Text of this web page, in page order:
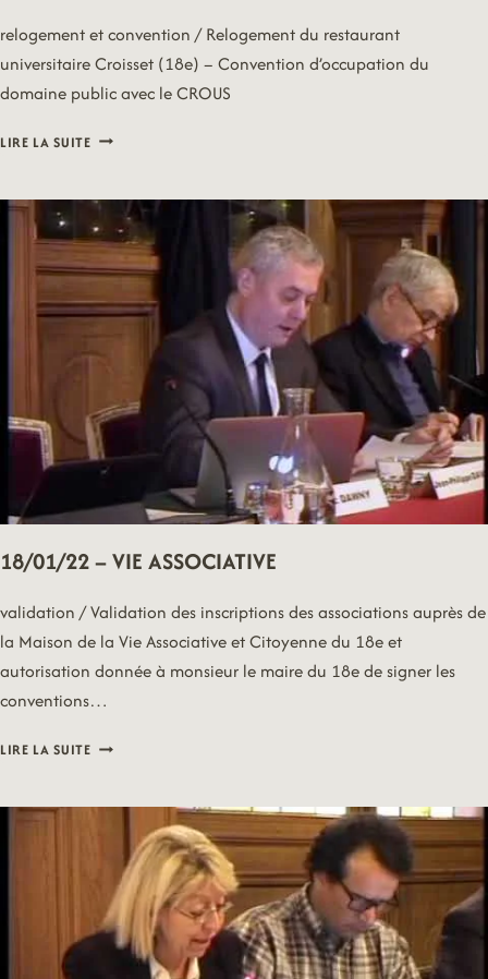
relogement et convention / Relogement du restaurant
universitaire Croisset (18e) – Convention d’occupation du
domaine public avec le CROUS
LIRE LA SUITE18/01/22
SUPERIEUR
18/01/22 – VIE ASSOCIATIVE
validation / Validation des inscriptions des associations auprès de
la Maison de la Vie Associative et Citoyenne du 18e et
autorisation donnée à monsieur le maire du 18e de signer les
conventions…
LIRE LA SUITE18/01/22
ASSOCIATIVE